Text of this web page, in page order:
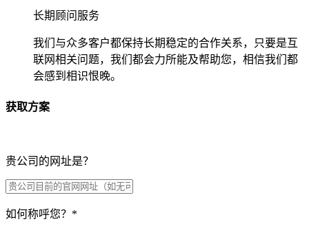
长期顾问服务
我们与众多客户都保持长期稳定的合作关系，只要是互
联网相关问题，我们都会力所能及帮助您，相信我们都
会感到相识恨晚。
获取方案
贵公司的网址是？
如何称呼您？ *